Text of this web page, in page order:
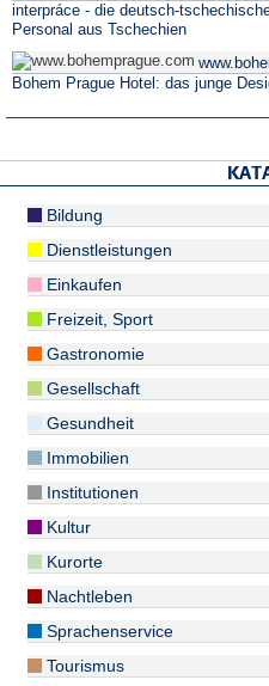
interpráce - die deutsch-
Personal aus Tschechien
Bohem Prague Hotel: das junge
Bildung
Dienstleistungen
Einkaufen
Freizeit, Sport
Gastronomie
Gesellschaft
Gesundheit
Immobilien
Institutionen
Kultur
Kurorte
Nachtleben
Sprachenservice
Tourismus